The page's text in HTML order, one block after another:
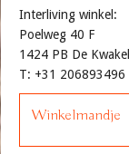
Interliving winkel:
Poelweg 40 F
1424 PB De Kwakel
T: +31 206893496
Winkelmandje